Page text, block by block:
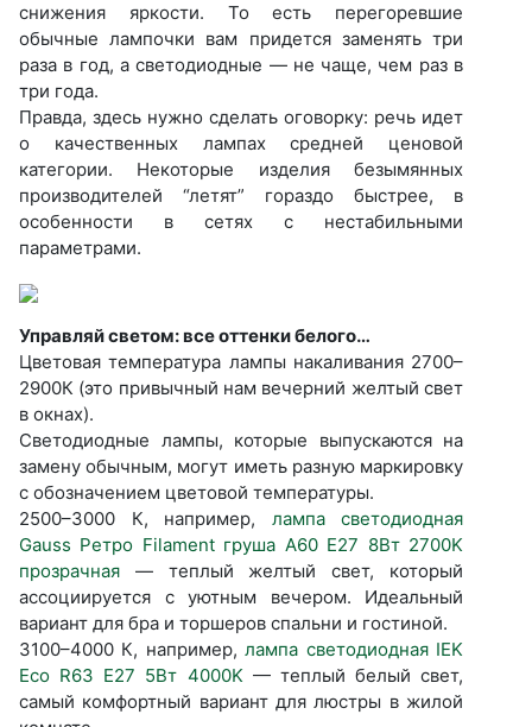
снижения яркости. То есть перегоревшие
обычные лампочки вам придется заменять три
раза в год, а светодиодные — не чаще, чем раз в
три года.
Правда, здесь нужно сделать оговорку: речь идет
о качественных лампах средней ценовой
категории. Некоторые изделия безымянных
производителей “летят” гораздо быстрее, в
особенности в сетях с нестабильными
параметрами.
Управляй светом: все оттенки белого…
Цветовая температура лампы накаливания 2700–
2900К (это привычный нам вечерний желтый свет
в окнах).
Светодиодные лампы, которые выпускаются на
замену обычным, могут иметь разную маркировку
с обозначением цветовой температуры.
2500–3000 К, например, лампа светодиодная
Gauss Ретро Filament груша A60 E27 8Вт 2700K
прозрачная — теплый желтый свет, который
ассоциируется с уютным вечером. Идеальный
вариант для бра и торшеров спальни и гостиной.
3100–4000 К, например,лампа светодиодная IEK
Eco R63 E27 5Вт 4000K— теплый белый свет,
самый комфортный вариант для люстры в жилой